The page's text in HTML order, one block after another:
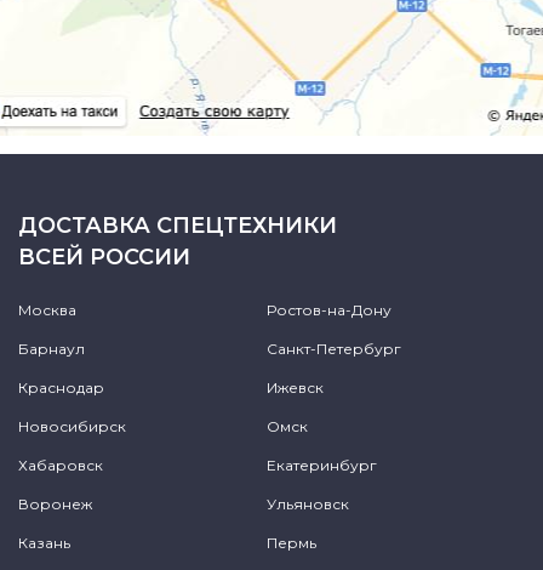
ДОСТАВКА СПЕЦТЕХНИКИ
ВСЕЙ РОССИИ
Москва Ростов-на-Дону
Барнаул Санкт-Петербург
Краснодар Ижевск
Новосибирск Омск
Хабаровск Екатеринбург
Воронеж Ульяновск
Казань Пермь